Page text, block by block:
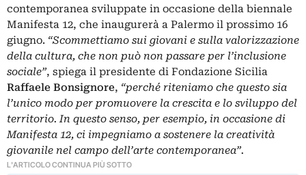
contemporanea sviluppate in occasione della biennale
Manifesta 12, che inaugurerà a Palermo il prossimo 16
giugno. “Scommettiamo sui giovani e sulla valorizzazione
della cultura, che non può non passare per l’inclusione
sociale”, spiega il presidente di Fondazione Sicilia
Raffaele Bonsignore, “perché riteniamo che questo sia
l’unico modo per promuovere la crescita e lo sviluppo del
territorio. In questo senso, per esempio, in occasione di
Manifesta 12, ci impegniamo a sostenere la creatività
giovanile nel campo dell’arte contemporanea”.
L'ARTICOLO CONTINUA PIÙ SOTTO